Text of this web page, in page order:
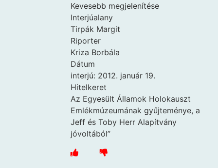
Kevesebb megjelenítése
Interjúalany
Tirpák Margit
Riporter
Kriza Borbála
Dátum
interjú: 2012. január 19.
Hitelkeret
Az Egyesült Államok Holokauszt
Emlékmúzeumának gyűjteménye, a
Jeff és Toby Herr Alapítvány
jóvoltából”